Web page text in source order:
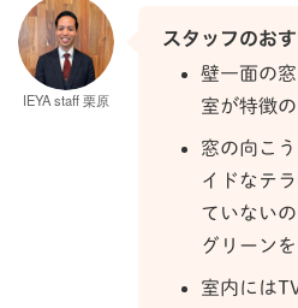
IEYA staff 栗原
スタッフのお
壁一面の
室が特徴
窓の向こ
イドなテ
ていない
グリーン
室内には